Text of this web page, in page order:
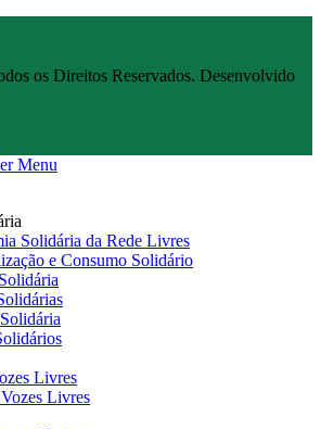
os Direitos Reservados. Desenvolvido
Solidária da Rede Livres
e Consumo Solidário
Livres
Livres